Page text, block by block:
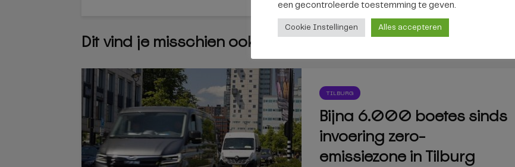
Dit vind je misschien ook interessant
TILBURG
Bijna 6.000 boetes sinds
invoering zero-
emissiezone in Tilburg
een ​​gecontroleerde toestemming te geven.
Cookie Instellingen Alles accepteren